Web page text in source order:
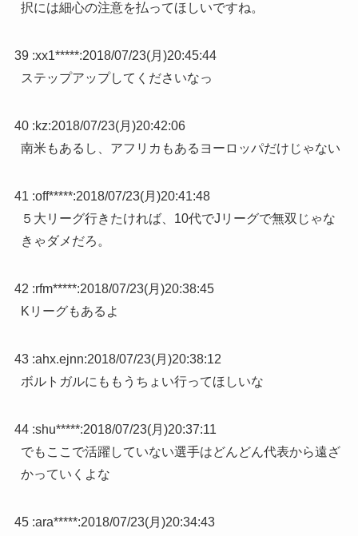
択には細心の注意を払ってほしいですね。
39 :xx1*****:2018/07/23(月)20:45:44
ステップアップしてくださいなっ
40 :kz:2018/07/23(月)20:42:06
南米もあるし、アフリカもあるヨーロッパだけじゃない
41 :off*****:2018/07/23(月)20:41:48
５大リーグ行きたければ、10代でJリーグで無双じゃな
きゃダメだろ。
42 :rfm*****:2018/07/23(月)20:38:45
Kリーグもあるよ
43 :ahx.ejnn:2018/07/23(月)20:38:12
ボルトガルにももうちょい行ってほしいな
44 :shu*****:2018/07/23(月)20:37:11
でもここで活躍していない選手はどんどん代表から遠ざ
かっていくよな
45 :ara*****:2018/07/23(月)20:34:43